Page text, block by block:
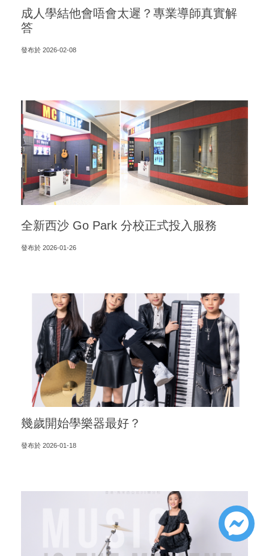
成人學結他會唔會太遲？專業導師真實解
答
發布於 2026-02-08
全新西沙 Go Park 分校正式投入服務
發布於 2026-01-26
幾歲開始學樂器最好？
發布於 2026-01-18